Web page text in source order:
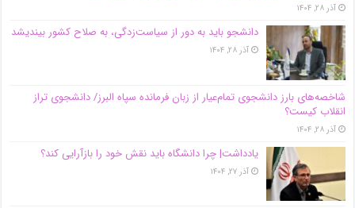
آذر ۲۸, ۱۴۰۴
دانشجو باید به دور از سیاست‌زدگی، به صلاح کشور بیندیشد
آذر ۲۸, ۱۴۰۴
شاخصه‌های بارز دانشجوی تمام‌عیار از زبان فرمانده سپاه البرز/ دانشجوی تراز
انقلاب کیست؟
آذر ۲۸, ۱۴۰۴
یادداشت| چرا دانشگاه باید نقش خود را بازآرایی کند؟
آذر ۲۷, ۱۴۰۴